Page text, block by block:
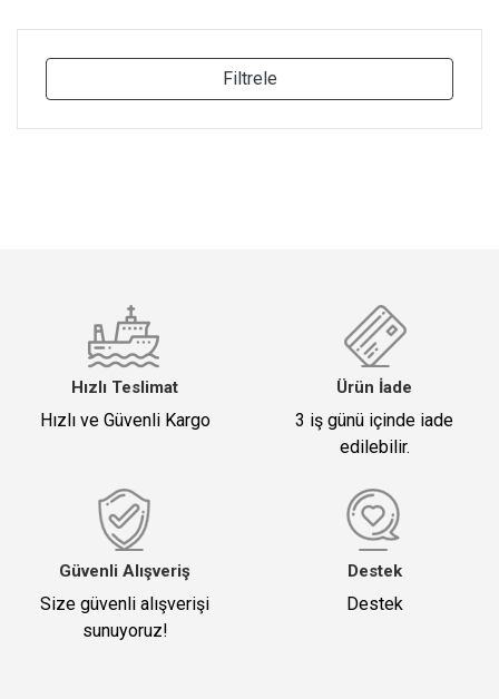
Filtrele
Hızlı Teslimat
Hızlı ve Güvenli Kargo
Ürün İade
3 iş günü içinde iade
edilebilir.
Güvenli Alışveriş
Size güvenli alışverişi
sunuyoruz!
Destek
Destek